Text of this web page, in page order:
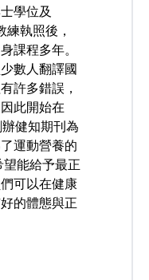
學位及
執照後，
課程多年。
數人翻譯國
許多錯誤，
此開始在
健知期刊為
運動營養的
能給予最正
可以在健康
的體態與正